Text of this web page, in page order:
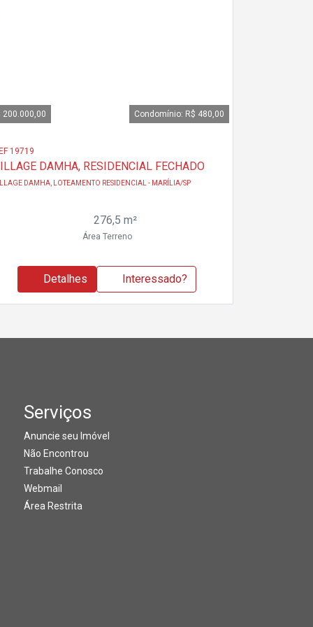
200.000,00 Condomínio: R$ 480,00
19719
DAMHA, RESIDENCIAL FECHADO
DAMHA, LOTEAMENTO RESIDENCIAL - MARÍLIA/SP
276,5 m²
Área Terreno
Detalhes Interessado?
Serviços
Anuncie seu Imóvel
Não Encontrou
Trabalhe Conosco
Webmail
Área Restrita